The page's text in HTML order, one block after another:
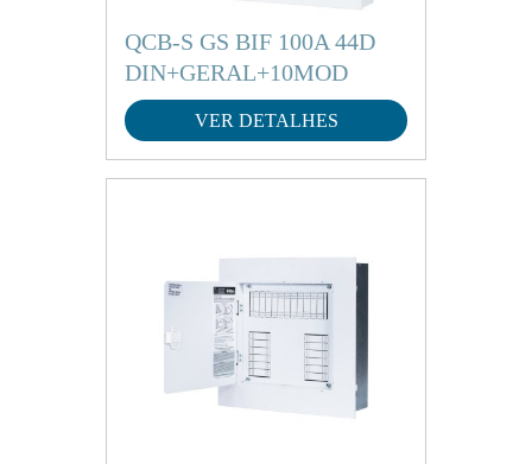
QCB-S GS BIF 100A 44D
DIN+GERAL+10MOD
VER DETALHES